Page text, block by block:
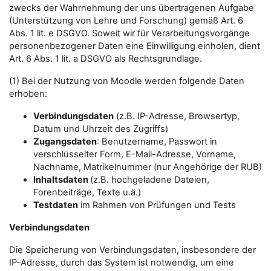
zwecks der Wahrnehmung der uns übertragenen Aufgabe
(Unterstützung von Lehre und Forschung) gemäß Art. 6
Abs. 1 lit. e DSGVO. Soweit wir für Verarbeitungsvorgänge
personenbezogener Daten eine Einwilligung einholen, dient
Art. 6 Abs. 1 lit. a DSGVO als Rechtsgrundlage.
(1) Bei der Nutzung von Moodle werden folgende Daten
erhoben:
Verbindungsdaten (z.B. IP-Adresse, Browsertyp,
Datum und Uhrzeit des Zugriffs)
Zugangsdaten: Benutzername, Passwort in
verschlüsselter Form, E-Mail-Adresse, Vorname,
Nachname, Matrikelnummer (nur Angehörige der RUB)
Inhaltsdaten (z.B. hochgeladene Dateien,
Forenbeiträge, Texte u.ä.)
Testdaten im Rahmen von Prüfungen und Tests
Verbindungsdaten
Die Speicherung von Verbindungsdaten, insbesondere der
IP-Adresse, durch das System ist notwendig, um eine